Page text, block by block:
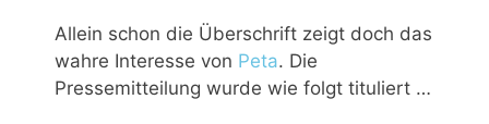
Allein schon die Überschrift zeigt doch das
wahre Interesse von Peta. Die
Pressemitteilung wurde wie folgt tituliert …